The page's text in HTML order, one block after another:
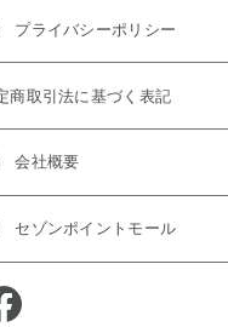
プライバシーポリシー
商取引法に基づく表記
会社概要
セゾンポイントモール